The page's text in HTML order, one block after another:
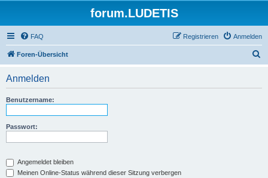
forum.LUDETIS
FAQ Anmelden
Registrieren
Foren-Übersicht
Anmelden
Benutzername:
Passwort:
Angemeldet bleiben
Meinen Online-Status während dieser Sitzung verbergen